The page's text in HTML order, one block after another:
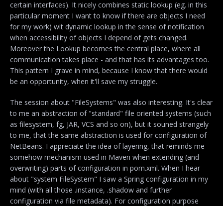
certain interfaces). It nicely combines static lookup (eg. in this
particular moment I want to know if there are objects I need
for my work) wit dynamic lookup in the sense of notification
when accessibility of objects I depend of gets changed.
Moreover the Lookup becomes the central place, where all
communication takes place - and that has its advantages too.
This pattern I grave in mind, because I know that there would
be an opportunity, when it'll save my struggle.
The session about "FileSystems" was also interesting. It's clear
to me an abstraction of "standard" file oriented systems (such
as filesystem, fg, JAR, VCS and so on), but it souned strangely
to me, that the same abstraction is used for configuration of
NetBeans. I appreciate the idea of layering, that reminds me
somehow mechanism used in Maven when extending (and
overwriting) parts of configuration in pom.xml. When I hear
about "system FileSystem" I saw a Spring configuration in my
mind (with all those .instance, .shadow and further
configuration via file metadata). For configuration purpose